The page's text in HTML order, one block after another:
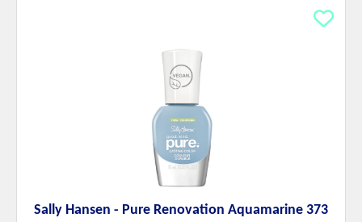
Sally Hansen - Pure Renovation Aquamarine 373